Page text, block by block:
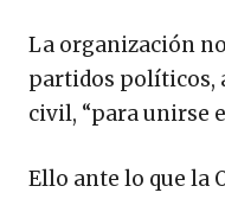
La organización
partidos políticos,
civil, “para unirse
Ello ante lo que la